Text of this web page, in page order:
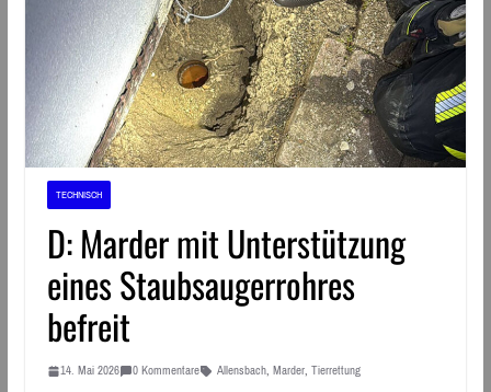
TECHNISCH
D: Marder mit Unterstützung
eines Staubsaugerrohres
befreit
14. Mai 2026 0 Kommentare Allensbach, Marder, Tierrettung